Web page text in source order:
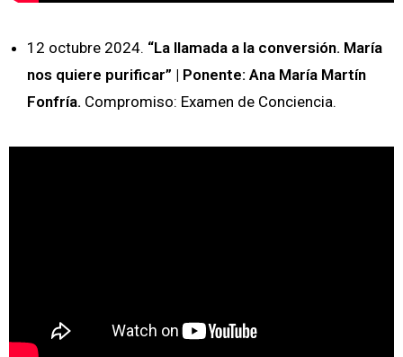
12 octubre 2024. “La llamada a la conversión. María
nos quiere purificar” | Ponente: Ana María Martín
Fonfría. Compromiso: Examen de Conciencia.